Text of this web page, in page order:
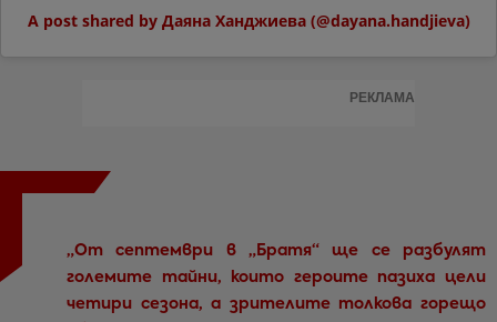
A post shared by Даяна Ханджиева (@dayana.handjieva)
РЕКЛАМА
„От септември в „Братя“ ще се разбулят
големите тайни, които героите пазиха цели
четири сезона, а зрителите толкова горещо